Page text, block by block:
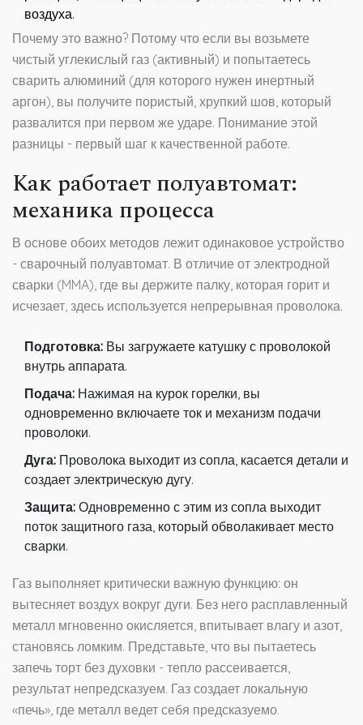
воздуха.
Почему это важно? Потому что если вы возьмете
чистый углекислый газ (активный) и попытаетесь
сварить алюминий (для которого нужен инертный
аргон), вы получите пористый, хрупкий шов, который
развалится при первом же ударе. Понимание этой
разницы - первый шаг к качественной работе.
Как работает полуавтомат:
механика процесса
В основе обоих методов лежит одинаковое устройство
- сварочный полуавтомат. В отличие от электродной
сварки (MMA), где вы держите палку, которая горит и
исчезает, здесь используется непрерывная проволока.
Подготовка: Вы загружаете катушку с проволокой
внутрь аппарата.
Подача: Нажимая на курок горелки, вы
одновременно включаете ток и механизм подачи
проволоки.
Дуга: Проволока выходит из сопла, касается детали и
создает электрическую дугу.
Защита: Одновременно с этим из сопла выходит
поток защитного газа, который обволакивает место
сварки.
Газ выполняет критически важную функцию: он
вытесняет воздух вокруг дуги. Без него расплавленный
металл мгновенно окисляется, впитывает влагу и азот,
становясь ломким. Представьте, что вы пытаетесь
запечь торт без духовки - тепло рассеивается,
результат непредсказуем. Газ создает локальную
«печь», где металл ведет себя предсказуемо.